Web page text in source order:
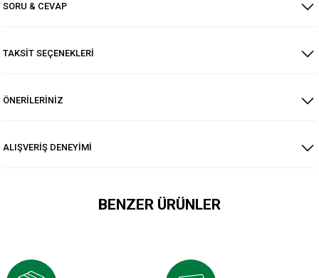
SORU & CEVAP
TAKSİT SEÇENEKLERİ
ÖNERİLERİNİZ
ALIŞVERİŞ DENEYİMİ
BENZER ÜRÜNLER